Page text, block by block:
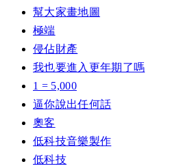
幫大家畫地圖
極端
侵佔財產
我也要進入更年期了嗎
1 = 5,000
逼你說出任何話
奧客
低科技音樂製作
低科技